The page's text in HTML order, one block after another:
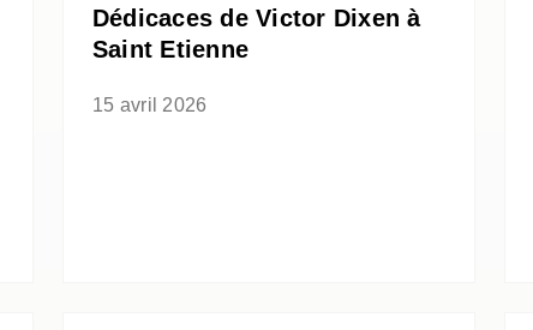
Dédicaces de Victor Dixen à
Saint Etienne
15 avril 2026